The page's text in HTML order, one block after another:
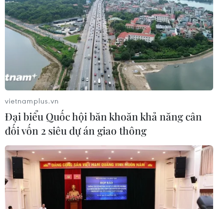
băng lao vào bụi cây, 68 hành khách
thoát nạn
25/07/2026 03:07
Cairo - thành phố mang màu của sa
mạc
Điện mừng kỷ niệm lần thứ 74 Ngày
Quốc khánh Cộng hòa Arab Ai Cập
24/07/2026 00:00
Thảm sát ở Tây Bắc Nigeria, ít nhất
vietnamplus.vn
Đại biểu Quốc hội băn khoăn khả năng cân
đối vốn 2 siêu dự án giao thông